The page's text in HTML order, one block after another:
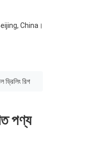
China।
ড্রিলিং রিগ
পণ্য